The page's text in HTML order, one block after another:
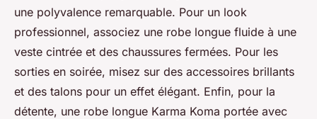
une polyvalence remarquable. Pour un look
professionnel, associez une robe longue fluide à une
veste cintrée et des chaussures fermées. Pour les
sorties en soirée, misez sur des accessoires brillants
et des talons pour un effet élégant. Enfin, pour la
détente, une robe longue Karma Koma portée avec